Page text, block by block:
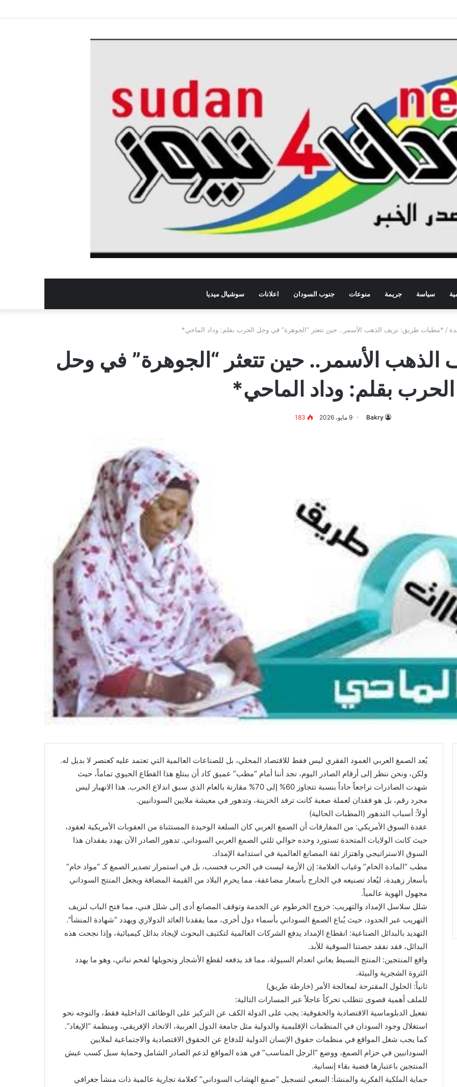
سياسة جريمة منوعات جنوب السودان اعلانات سوشيال ميديا
/ *مطبات طريق: نزيف الذهب الأسمر.. حين تتعثر “الجوهرة” في وحل الحرب ​بقلم: وداد الماحي*
الأسمر.. حين تتعثر “الجوهرة” في وحل
الحرب ​بقلم: وداد الماحي*
Bakry 9 مايو، 2026 183
​يُعد الصمغ العربي العمود الفقري ليس فقط للاقتصاد المحلي، بل للصناعات العالمية التي تعتمد عليه كعنصر لا بديل له.
ولكن، ونحن ننظر إلى أرقام الصادر اليوم، نجد أننا أمام “مطب” عميق كاد أن يبتلع هذا القطاع الحيوي تماماً، حيث
شهدت الصادرات تراجعاً حاداً بنسبة تتجاوز 60% إلى 70% مقارنة بالعام الذي سبق اندلاع الحرب. هذا الانهيار ليس
مجرد رقم، بل هو فقدان لعملة صعبة كانت ترفد الخزينة، وتدهور في معيشة ملايين السودانيين.
​أولاً: أسباب التدهور (المطبات الحالية)
​عقدة السوق الأمريكي: من المفارقات أن الصمغ العربي كان السلعة الوحيدة المستثناة من العقوبات الأمريكية لعقود،
حيث كانت الولايات المتحدة تستورد وحده حوالي ثلثي الصمغ العربي السوداني. تدهور الصادر الآن يهدد بفقدان هذا
السوق الاستراتيجي واهتزاز ثقة المصانع العالمية في استدامة الإمداد.
​مطب “المادة الخام” وغياب العلامة: إن الأزمة ليست في الحرب فحسب، بل في استمرار تصدير الصمغ كـ “مواد خام”
بأسعار زهيدة، ليُعاد تصنيعه في الخارج بأسعار مضاعفة، مما يحرم البلاد من القيمة المضافة ويجعل المنتج السوداني
مجهول الهوية عالمياً.
​شلل سلاسل الإمداد والتهريب: خروج الخرطوم عن الخدمة وتوقف المصانع أدى إلى شلل فني، مما فتح الباب لنزيف
التهريب عبر الحدود، حيث يُباع الصمغ السوداني بأسماء دول أخرى، مما يفقدنا العائد الدولاري ويهدد “شهادة المنشأ”.
​التهديد بالبدائل الصناعية: انقطاع الإمداد يدفع الشركات العالمية لتكثيف البحوث لإيجاد بدائل كيميائية، وإذا نجحت هذه
البدائل، فقد نفقد حصتنا السوقية للأبد.
​واقع المنتجين: المنتج البسيط يعاني انعدام السيولة، مما قد يدفعه لقطع الأشجار وتحويلها لفحم نباتي، وهو ما يهدد
الثروة الشجرية والبيئة.
​ثانياً: الحلول المقترحة لمعالجة الأمر (خارطة طريق)
​للملف أهمية قصوى تتطلب تحركاً عاجلاً عبر المسارات التالية:
​تفعيل الدبلوماسية الاقتصادية والحقوقية: يجب على الدولة الكف عن التركيز على الوظائف الداخلية فقط، والتوجه نحو
استغلال وجود السودان في المنظمات الإقليمية والدولية مثل جامعة الدول العربية، الاتحاد الإفريقي، ومنظمة “الإيغاد”.
كما يجب شغل المواقع في منظمات حقوق الإنسان الدولية للدفاع عن الحقوق الاقتصادية والاجتماعية لملايين
السودانيين في حزام الصمغ، ووضع “الرجل المناسب” في هذه المواقع لدعم الصادر الشامل وحماية سبل كسب عيش
المنتجين باعتبارها قضية بقاء إنسانية.
​حماية الملكية الفكرية والمنشأ: السعي لتسجيل “صمغ الهشاب السوداني” كعلامة تجارية عالمية ذات منشأ جغرافي